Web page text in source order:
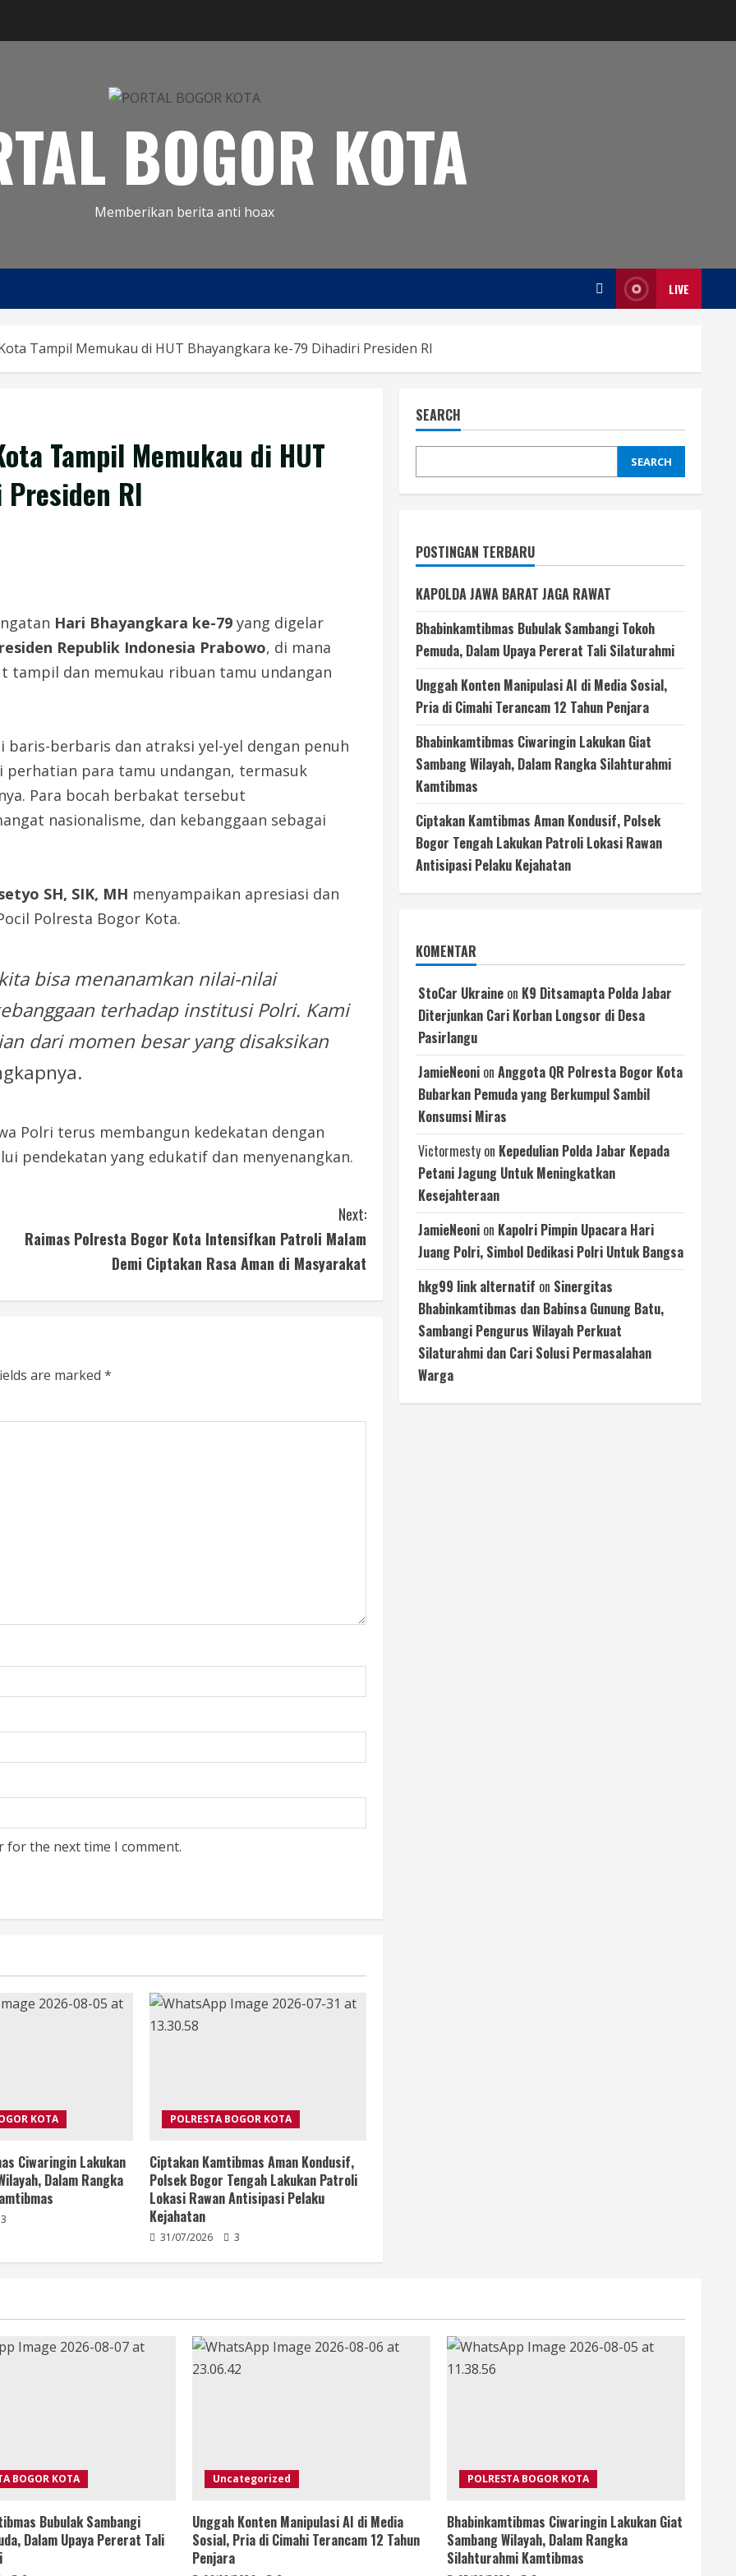
BOGOR KOTA
Memberikan berita anti hoax
LIVE
Tampil Memukau di HUT Bhayangkara ke-79 Dihadiri Presiden RI
Tampil Memukau di HUT
RI
Hari Bhayangkara ke-79 yang digelar
Republik Indonesia Prabowo, di mana
tampil dan memukau ribuan tamu undangan
baris-berbaris dan atraksi yel-yel dengan penuh
para tamu undangan, termasuk
Para bocah berbakat tersebut
nasionalisme, dan kebanggaan sebagai
SH, SIK, MH menyampaikan apresiasi dan
Polresta Bogor Kota.
bisa menanamkan nilai-nilai
terhadap institusi Polri. Kami
dari momen besar yang disaksikan
Polri terus membangun kedekatan dengan
pendekatan yang edukatif dan menyenangkan.
Next:
Raimas Polresta Bogor Kota Intensifkan Patroli Malam
Demi Ciptakan Rasa Aman di Masyarakat
are marked *
for the next time I comment.
KOTA
Ciwaringin Lakukan
Dalam Rangka
3
POLRESTA BOGOR KOTA
Ciptakan Kamtibmas Aman Kondusif,
Polsek Bogor Tengah Lakukan Patroli
Lokasi Rawan Antisipasi Pelaku
Kejahatan
31/07/2026 3
SEARCH
SEARCH
POSTINGAN TERBARU
KAPOLDA JAWA BARAT JAGA RAWAT
Bhabinkamtibmas Bubulak Sambangi Tokoh
Pemuda, Dalam Upaya Pererat Tali Silaturahmi
Unggah Konten Manipulasi AI di Media Sosial,
Pria di Cimahi Terancam 12 Tahun Penjara
Bhabinkamtibmas Ciwaringin Lakukan Giat
Sambang Wilayah, Dalam Rangka Silahturahmi
Kamtibmas
Ciptakan Kamtibmas Aman Kondusif, Polsek
Bogor Tengah Lakukan Patroli Lokasi Rawan
Antisipasi Pelaku Kejahatan
KOMENTAR
StoCar Ukraine on K9 Ditsamapta Polda Jabar
Diterjunkan Cari Korban Longsor di Desa
Pasirlangu
JamieNeoni on Anggota QR Polresta Bogor Kota
Bubarkan Pemuda yang Berkumpul Sambil
Konsumsi Miras
Victormesty on Kepedulian Polda Jabar Kepada
Petani Jagung Untuk Meningkatkan
Kesejahteraan
JamieNeoni on Kapolri Pimpin Upacara Hari
Juang Polri, Simbol Dedikasi Polri Untuk Bangsa
hkg99 link alternatif on Sinergitas
Bhabinkamtibmas dan Babinsa Gunung Batu,
Sambangi Pengurus Wilayah Perkuat
Silaturahmi dan Cari Solusi Permasalahan
Warga
BOGOR KOTA
Bubulak Sambangi
Dalam Upaya Pererat Tali
Uncategorized
Unggah Konten Manipulasi AI di Media
Sosial, Pria di Cimahi Terancam 12 Tahun
Penjara
POLRESTA BOGOR KOTA
Bhabinkamtibmas Ciwaringin Lakukan Giat
Sambang Wilayah, Dalam Rangka
Silahturahmi Kamtibmas